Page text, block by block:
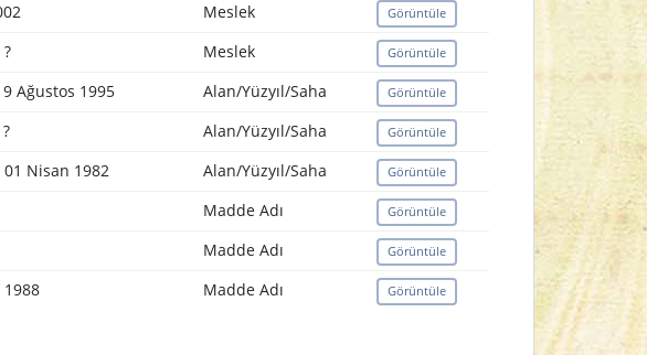
Meslek Görüntüle
Meslek Görüntüle
Ağustos 1995 Alan/Yüzyıl/Saha Görüntüle
Alan/Yüzyıl/Saha Görüntüle
Nisan 1982 Alan/Yüzyıl/Saha Görüntüle
Madde Adı Görüntüle
Madde Adı Görüntüle
1988 Madde Adı Görüntüle